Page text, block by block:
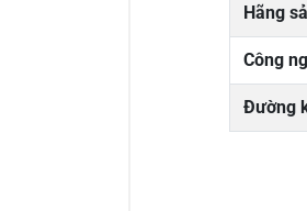
Hãng
Công
Đường